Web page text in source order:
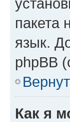
пакета
язык.
phpBB
Как я